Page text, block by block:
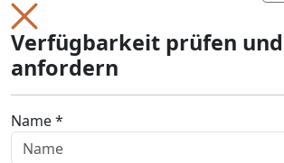
Verfügbarkeit prüfen
anfordern
Name *